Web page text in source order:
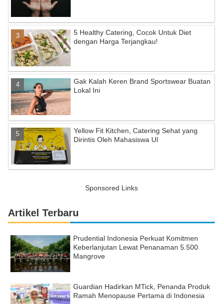
a
n
n
el
5 Healthy Catering, Cocok Untuk Diet
dengan Harga Terjangkau!
Gak Kalah Keren Brand Sportswear Buatan
Lokal Ini
Yellow Fit Kitchen, Catering Sehat yang
Dirintis Oleh Mahasiswa UI
Sponsored Links
Artikel Terbaru
Prudential Indonesia Perkuat Komitmen
Keberlanjutan Lewat Penanaman 5.500
Mangrove
Guardian Hadirkan MTick, Penanda Produk
Ramah Menopause Pertama di Indonesia